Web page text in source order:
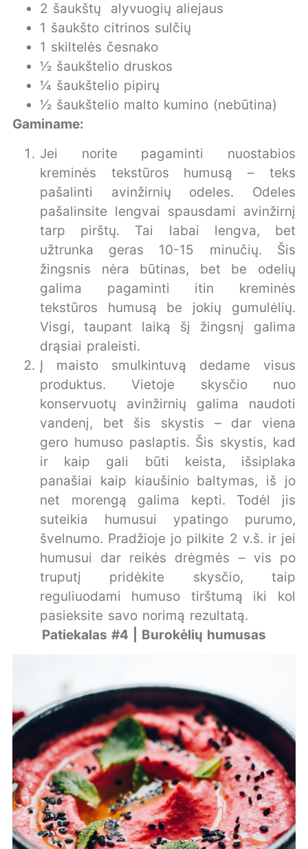
2 šaukštų alyvuogių aliejaus
1 šaukšto citrinos sulčių
1 skiltelės česnako
1⁄2 šaukštelio druskos
1⁄4 šaukštelio pipirų
1⁄2 šaukštelio malto kumino (nebūtina)
Gaminame:
Jei norite pagaminti nuostabios
kreminės tekstūros humusą – teks
pašalinti avinžirnių odeles. Odeles
pašalinsite lengvai spausdami avinžirnį
tarp pirštų. Tai labai lengva, bet
užtrunka geras 10-15 minučių. Šis
žingsnis nėra būtinas, bet be odelių
galima pagaminti itin kreminės
tekstūros humusą be jokių gumulėlių.
Visgi, taupant laiką šį žingsnį galima
drąsiai praleisti.
Į maisto smulkintuvą dedame visus
produktus. Vietoje skysčio nuo
konservuotų avinžirnių galima naudoti
vandenį, bet šis skystis – dar viena
gero humuso paslaptis. Šis skystis, kad
ir kaip gali būti keista, išsiplaka
panašiai kaip kiaušinio baltymas, iš jo
net morengą galima kepti. Todėl jis
suteikia humusui ypatingo purumo,
švelnumo. Pradžioje jo pilkite 2 v.š. ir jei
humusui dar reikės drėgmės – vis po
truputį pridėkite skysčio, taip
reguliuodami humuso tirštumą iki kol
pasieksite savo norimą rezultatą.
Patiekalas #4 | Burokėlių humusas